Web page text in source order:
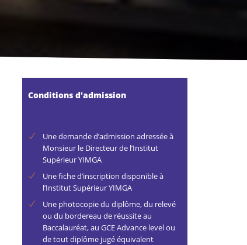
Conditions d'admission
Une demande d’admission adressée à
Monsieur le Directeur de l’Institut
Supérieur YIMGA
Une fiche d’inscription disponible à
l’Institut Supérieur YIMGA
Une photocopie du diplôme, du relevé
ou du bordereau de réussite au
Baccalauréat, au GCE Advance level ou
de tout diplôme jugé équivalent